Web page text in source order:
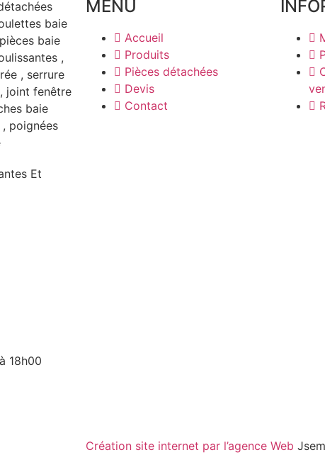
Et
18h00
MENU
Accueil
Produits
Pièces détachées
Devis
Contact
Création site internet par l’agence Web